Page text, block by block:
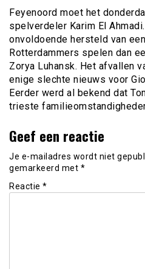
Feyenoord moet het
spelverdeler Karim El
onvoldoende hersteld van
Rotterdammers spelen dan
Zorya Luhansk. Het afvallen
enige slechte nieuws voor
Eerder werd al bekend dat
trieste
Geef een reactie
Je e-mailadres wordt niet
gemarkeerd met *
Reactie *